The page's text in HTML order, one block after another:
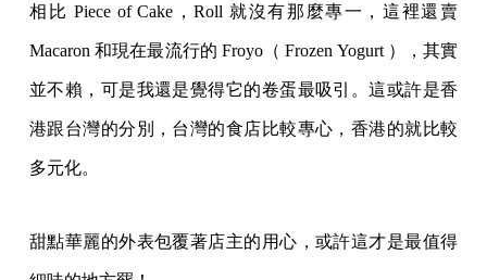
相比 Piece of Cake，Roll 就沒有那麼專一，這裡還賣
Macaron 和現在最流行的 Froyo（ Frozen Yogurt ），其實
並不賴，可是我還是覺得它的卷蛋最吸引。這或許是香
港跟台灣的分別，台灣的食店比較專心，香港的就比較
多元化。
甜點華麗的外表包覆著店主的用心，或許這才是最值得